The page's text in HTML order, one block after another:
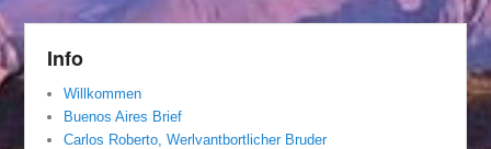
Info
Willkommen
Buenos Aires Brief
Carlos Roberto, Werlvantbortlicher Bruder